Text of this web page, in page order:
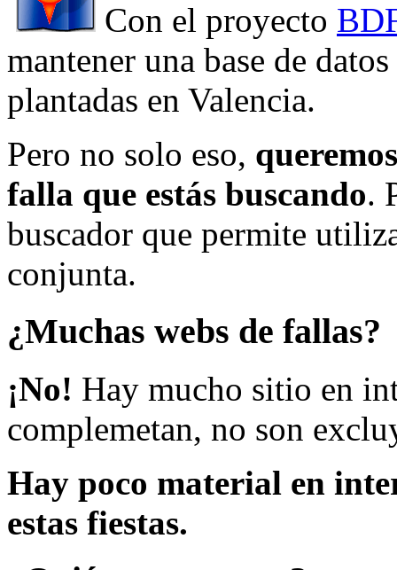
Con el proyecto
mantener una base de
plantadas en Valencia.
Pero no solo eso,
falla que estás buscando.
buscador que permite
conjunta.
¿Muchas webs de fallas?
¡No! Hay mucho sitio en
complemetan, no son
Hay poco material en
estas fiestas.